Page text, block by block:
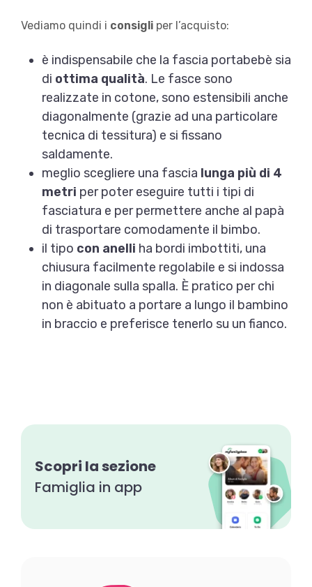
Vediamo quindi i consigliper l’acquisto:
è indispensabile che la fascia portabebè sia
di ottima qualità. Le fasce sono
realizzate in cotone, sono estensibili anche
diagonalmente (grazie ad una particolare
tecnica di tessitura) e si fissano
saldamente.
meglio scegliere una fascia lunga più di 4
metri per poter eseguire tutti i tipi di
fasciatura e per permettere anche al papà
di trasportare comodamente il bimbo.
il tipo con anelli ha bordi imbottiti, una
chiusura facilmente regolabile e si indossa
in diagonale sulla spalla. È pratico per chi
non è abituato a portare a lungo il bambino
in braccio e preferisce tenerlo su un fianco.
Scopri la sezione
Famiglia in app